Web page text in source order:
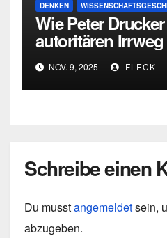
DENKEN
Wie Peter
autoritären
den dritten Weg
Totalitarismus
entwickelte
NOV. 9, 2025 FLECK
Schreibe einen
Du musstangemeldetsein,
abzugeben.